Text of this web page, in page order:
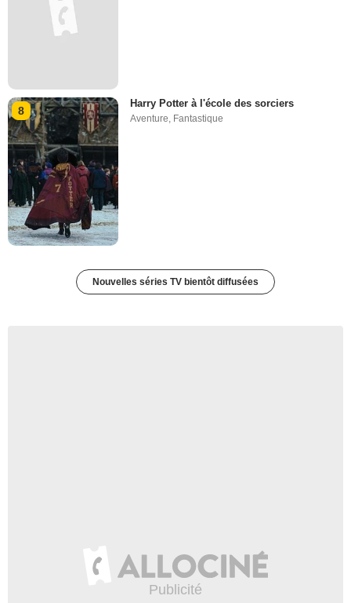
8
Harry Potter à l'école des sorciers
Aventure, Fantastique
Nouvelles séries TV bientôt diffusées